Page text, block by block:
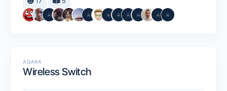
AQARA
Wireless Switch